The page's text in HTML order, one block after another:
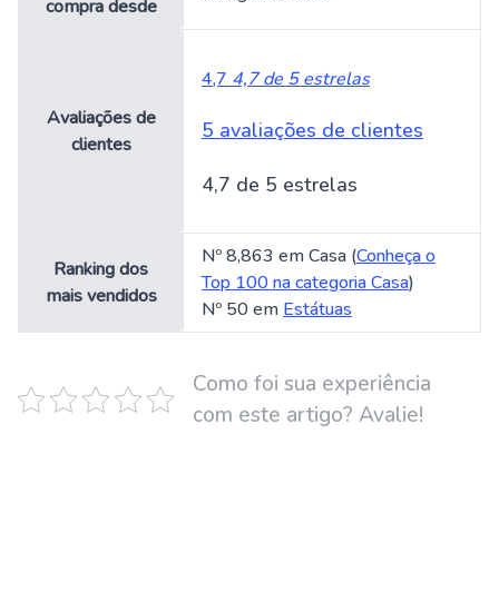
compra desde
Avaliações de
clientes
4,7 4,7 de 5 estrelas
5 avaliações de clientes
4,7 de 5 estrelas
Ranking dos
mais vendidos
Nº 8,863 em Casa (Conheça o
Top 100 na categoria Casa)
Nº 50 em Estátuas
Como foi sua experiência
com este artigo? Avalie!